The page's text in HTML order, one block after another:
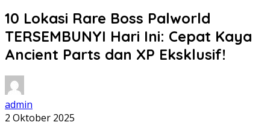
10 Lokasi Rare Boss Palworld
TERSEMBUNYI Hari Ini: Cepat Kaya
Ancient Parts dan XP Eksklusif!
admin
2 Oktober 2025